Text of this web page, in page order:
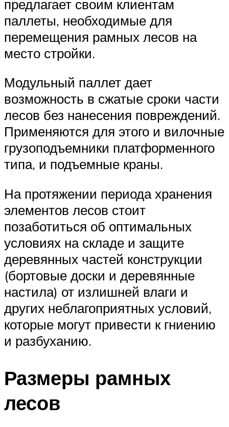
предлагает своим клиентам
паллеты, необходимые для
перемещения рамных лесов на
место стройки.
Модульный паллет дает
возможность в сжатые сроки части
лесов без нанесения повреждений.
Применяются для этого и вилочные
грузоподъемники платформенного
типа, и подъемные краны.
На протяжении периода хранения
элементов лесов стоит
позаботиться об оптимальных
условиях на складе и защите
деревянных частей конструкции
(бортовые доски и деревянные
настила) от излишней влаги и
других неблагоприятных условий,
которые могут привести к гниению
и разбуханию.
Размеры рамных
лесов